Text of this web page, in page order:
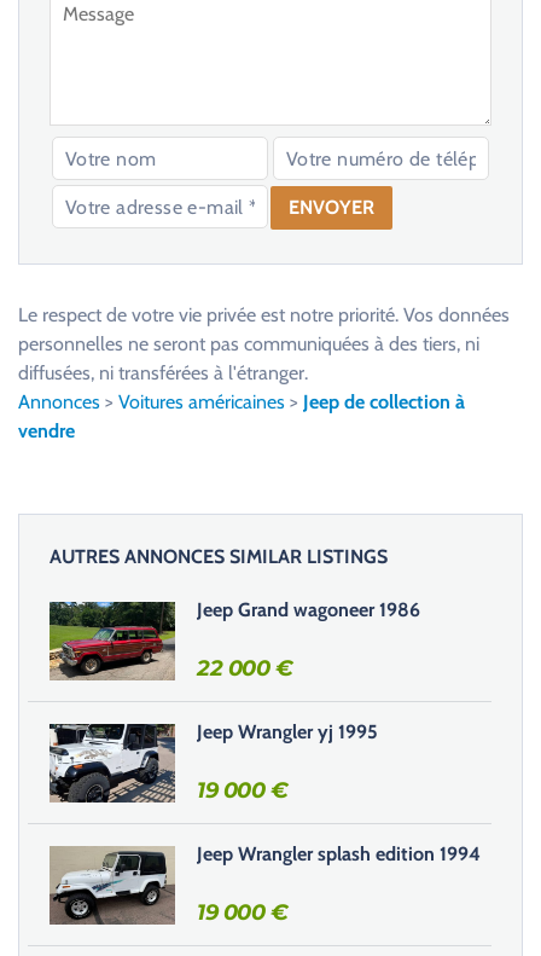
e
s
e
r
c
e
c
h
a
m
v
d
Le respect de votre vie privée est notre priorité. Vos données
personnelles ne seront pas communiquées à des tiers, ni
diffusées, ni transférées à l'étranger.
Annonces > Voitures américaines > Jeep de collection à
vendre
AUTRES ANNONCES SIMILAR LISTINGS
Jeep Grand wagoneer 1986
22 000€
Jeep Wrangler yj 1995
19 000€
Jeep Wrangler splash edition 1994
19 000€